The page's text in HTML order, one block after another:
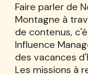
Faire parler de
Montagne à
de contenus,
Influence
des vacances
Les missions à